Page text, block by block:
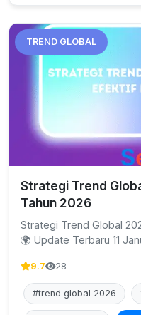
TREND GLOBAL
Strategi Trend
Tahun 2026
Strategi Trend Global
🌍 Update Terbaru 11
9.7 28
#trend global 2026